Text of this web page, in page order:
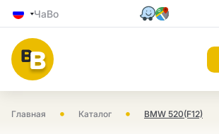
ЧаВо
Главная • Каталог • BMW 520(F12)